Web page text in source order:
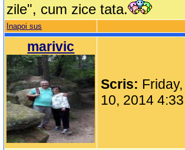
zile", cum zice tata.
Inapoi sus
marivic
Scris:
10, 2014